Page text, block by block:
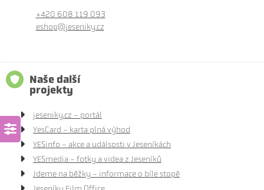
+420 608 119 093
eshop@jeseniky.cz
Naše další
projekty
jeseniky.cz - portál
YesCard - karta plná výhod
YESinfo - akce a událsosti v Jeseníkách
YESmedia - fotky a videa z Jeseníků
Jdeme na běžky - informace o bíle stopě